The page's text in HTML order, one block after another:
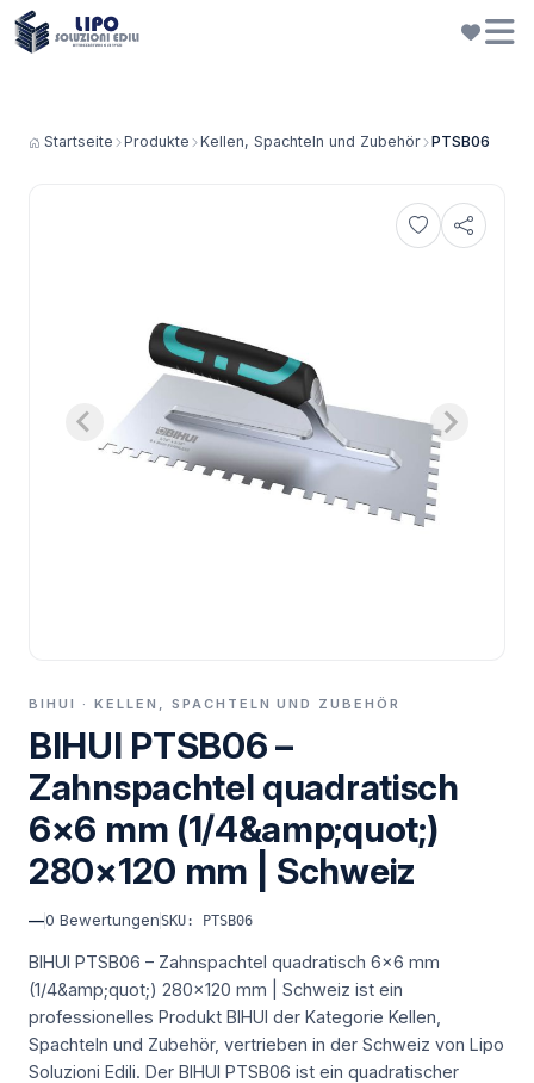
Startseite Produkte Kellen, Spachteln und Zubehör PTSB06
BIHUI · KELLEN, SPACHTELN UND ZUBEHÖR
BIHUI PTSB06 –
Zahnspachtel quadratisch
6×6 mm (1/4&amp;quot;)
280×120 mm | Schweiz
—0 BewertungenSKU: PTSB06
BIHUI PTSB06 – Zahnspachtel quadratisch 6×6 mm
(1/4&amp;quot;) 280×120 mm | Schweiz ist ein
professionelles Produkt BIHUI der Kategorie Kellen,
Spachteln und Zubehör, vertrieben in der Schweiz von Lipo
Soluzioni Edili. Der BIHUI PTSB06 ist ein quadratischer